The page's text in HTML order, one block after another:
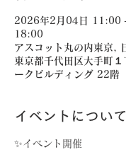
2026年2月04日 11:00
18:00
アスコット丸の内東京,
東京都千代田区大手町
ークビルディング 22階
イベントについて
✨イベント開催